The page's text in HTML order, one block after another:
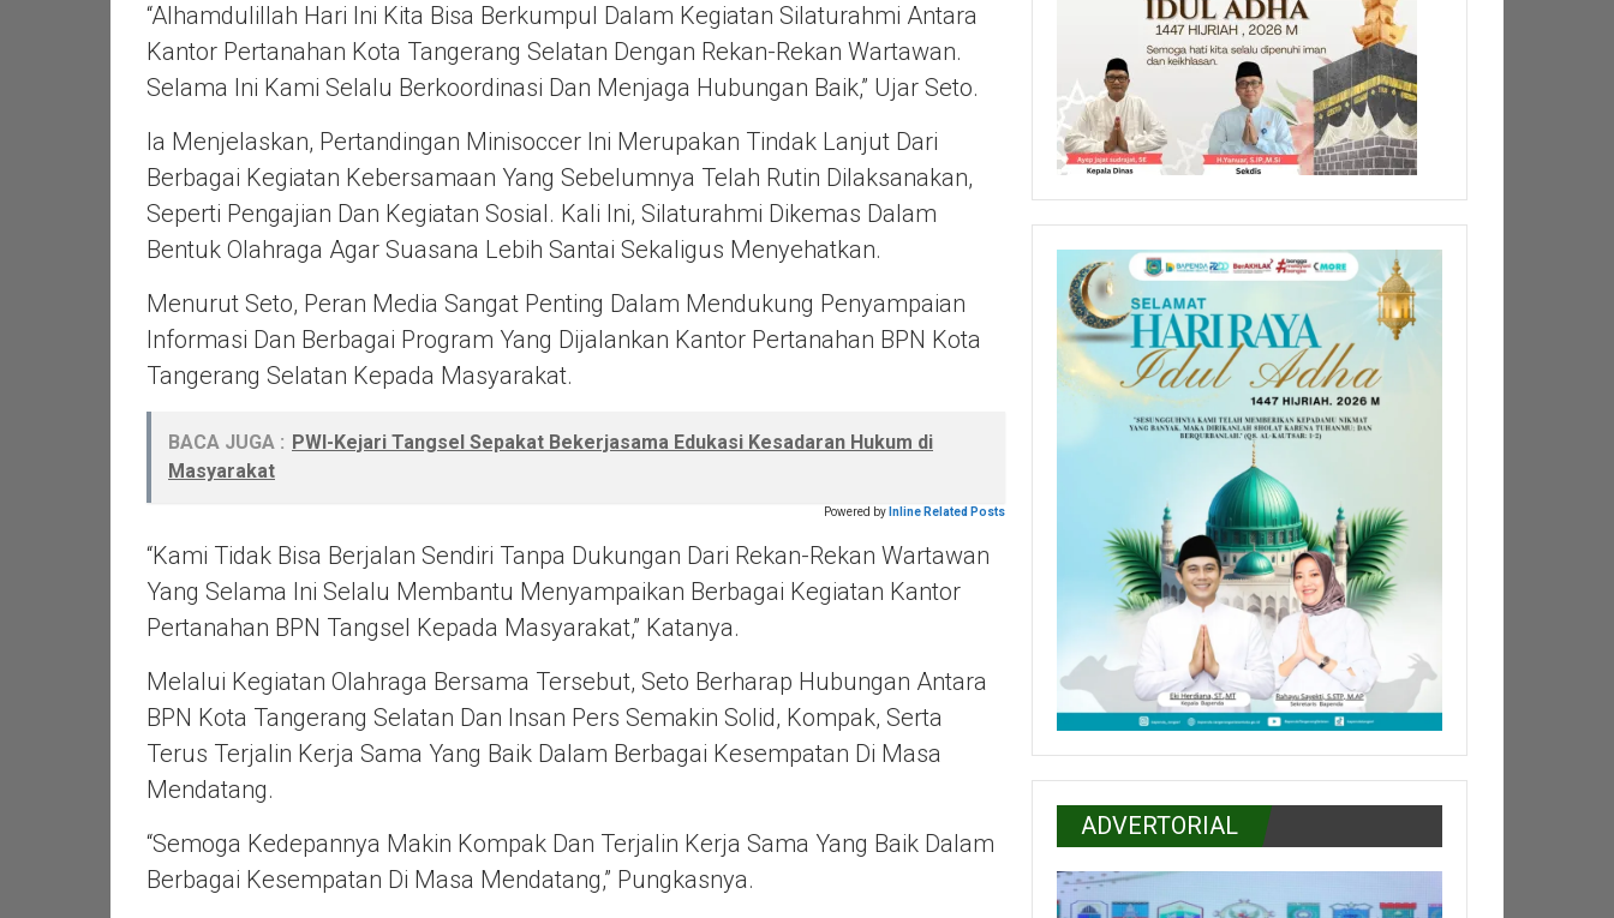
“Alhamdulillah Hari Ini Kita Bisa Berkumpul Dalam Kegiatan Silaturahmi Antara
Kantor Pertanahan Kota Tangerang Selatan Dengan Rekan-Rekan Wartawan.
Selama Ini Kami Selalu Berkoordinasi Dan Menjaga Hubungan Baik,” Ujar Seto.
Ia Menjelaskan, Pertandingan Minisoccer Ini Merupakan Tindak Lanjut Dari
Berbagai Kegiatan Kebersamaan Yang Sebelumnya Telah Rutin Dilaksanakan,
Seperti Pengajian Dan Kegiatan Sosial. Kali Ini, Silaturahmi Dikemas Dalam
Bentuk Olahraga Agar Suasana Lebih Santai Sekaligus Menyehatkan.
Menurut Seto, Peran Media Sangat Penting Dalam Mendukung Penyampaian
Informasi Dan Berbagai Program Yang Dijalankan Kantor Pertanahan BPN Kota
Tangerang Selatan Kepada Masyarakat.
BACA JUGA : PWI-Kejari Tangsel Sepakat Bekerjasama Edukasi Kesadaran Hukum di
Masyarakat
Powered by Inline Related Posts
“Kami Tidak Bisa Berjalan Sendiri Tanpa Dukungan Dari Rekan-Rekan Wartawan
Yang Selama Ini Selalu Membantu Menyampaikan Berbagai Kegiatan Kantor
Pertanahan BPN Tangsel Kepada Masyarakat,” Katanya.
Melalui Kegiatan Olahraga Bersama Tersebut, Seto Berharap Hubungan Antara
BPN Kota Tangerang Selatan Dan Insan Pers Semakin Solid, Kompak, Serta
Terus Terjalin Kerja Sama Yang Baik Dalam Berbagai Kesempatan Di Masa
Mendatang.
“Semoga Kedepannya Makin Kompak Dan Terjalin Kerja Sama Yang Baik Dalam
Berbagai Kesempatan Di Masa Mendatang,” Pungkasnya.
ADVERTORIAL